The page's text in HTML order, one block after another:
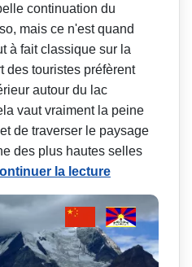
continuation du
mais ce n'est quand
à fait classique sur la
des touristes préfèrent
autour du lac
vaut vraiment la peine
de traverser le paysage
des plus hautes selles
la lecture